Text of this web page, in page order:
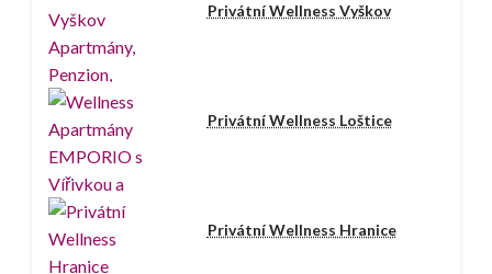
Privátní Wellness Vyškov
Privátní Wellness Loštice
Privátní Wellness Hranice